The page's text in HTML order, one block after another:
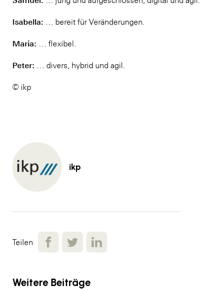
Isabella: … bereit für Veränderungen.
Maria: … flexibel.
Peter: … divers, hybrid und agil.
© ikp
ikp
Teilen
Weitere Beiträge